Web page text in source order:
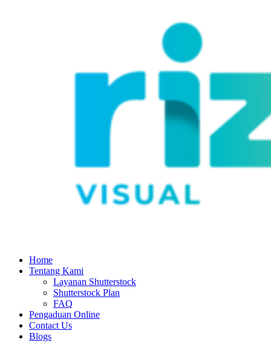
Home
Tentang Kami
Layanan Shutterstock
Shutterstock Plan
FAQ
Pengaduan Online
Contact Us
Blogs